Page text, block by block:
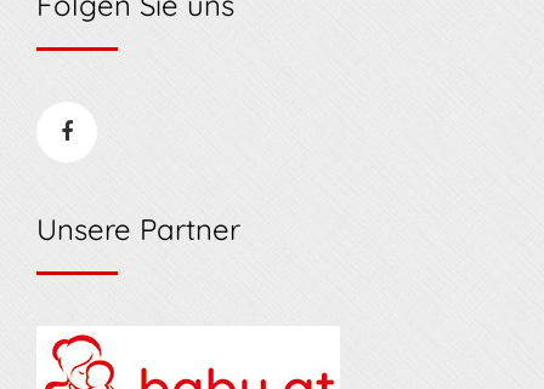
Unsere Partner